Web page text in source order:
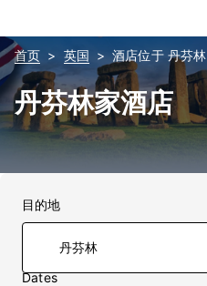
首页 英国 酒店位于 丹芬林
丹芬林家酒店
目的地
Dates